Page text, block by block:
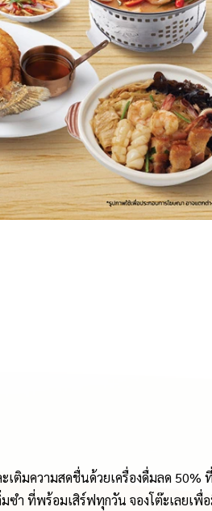
ติมความสดชื่นด้วยเครื่องดื่มลด 50% ที่
ซำ ที่พร้อมเสิร์ฟทุกวัน จองโต๊ะเลยเพื่